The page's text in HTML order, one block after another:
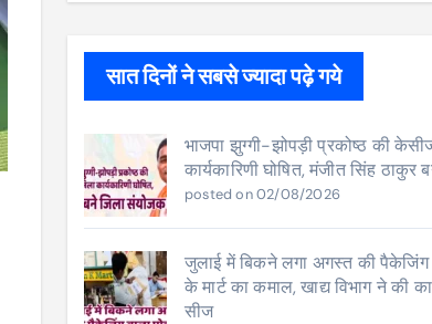
सात दिनों ने सबसे ज्यादा पढ़े गये
भाजपा झुग्गी-झोपड़ी प्रकोष्ठ की
कार्यकारिणी घोषित, मंजीत सिंह
posted on 02/08/2026
जुलाई में बिकने लगा अगस्त की पैकेजिंग
के मार्ट का कमाल, खाद्य विभाग ने की
सीज